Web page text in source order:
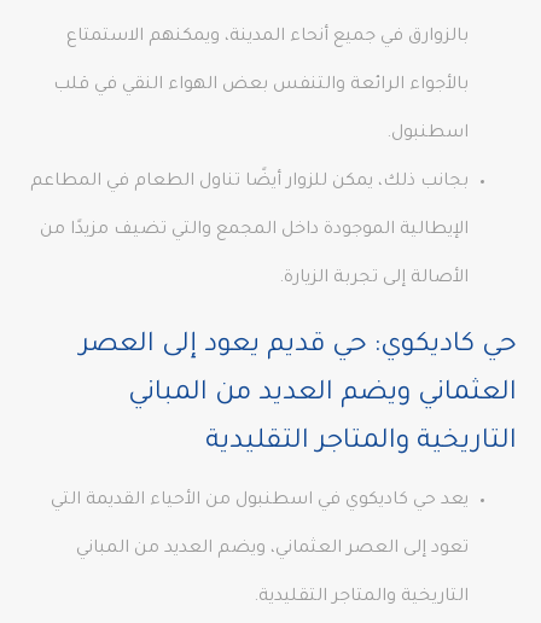
بالزوارق في جميع أنحاء المدينة، ويمكنهم الاستمتاع
بالأجواء الرائعة والتنفس بعض الهواء النقي في قلب
اسطنبول.
بجانب ذلك، يمكن للزوار أيضًا تناول الطعام في المطاعم
الإيطالية الموجودة داخل المجمع والتي تضيف مزيدًا من
الأصالة إلى تجربة الزيارة.
حي كاديكوي: حي قديم يعود إلى العصر
العثماني ويضم العديد من المباني
التاريخية والمتاجر التقليدية
يعد حي كاديكوي في اسطنبول من الأحياء القديمة التي
تعود إلى العصر العثماني، ويضم العديد من المباني
التاريخية والمتاجر التقليدية.